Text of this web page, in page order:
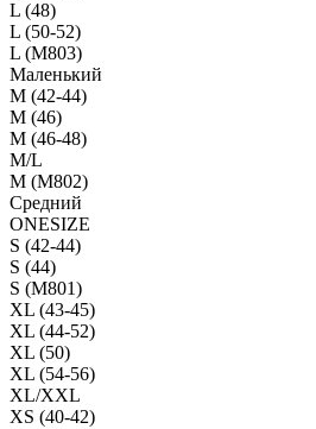
L (48)
L (50-52)
L (M803)
Маленький
М (42-44)
M (46)
M (46-48)
M/L
M (M802)
Средний
ONESIZE
S (42-44)
S (44)
S (M801)
XL (43-45)
XL (44-52)
XL (50)
XL (54-56)
XL/XXL
XS (40-42)